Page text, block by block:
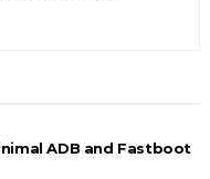
ADB and Fastboot